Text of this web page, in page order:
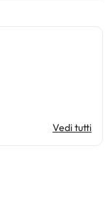
Vedi tutti